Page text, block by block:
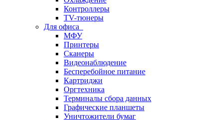
Контроллеры
TV-тюнеры
Для офиса
МФУ
Принтеры
Сканеры
Видеонаблюдение
Бесперебойное питание
Картриджи
Оргтехника
Терминалы сбора данных
Графические планшеты
Уничтожители бумаг